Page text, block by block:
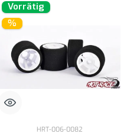
Vorrätig
%
HRT-006-0082